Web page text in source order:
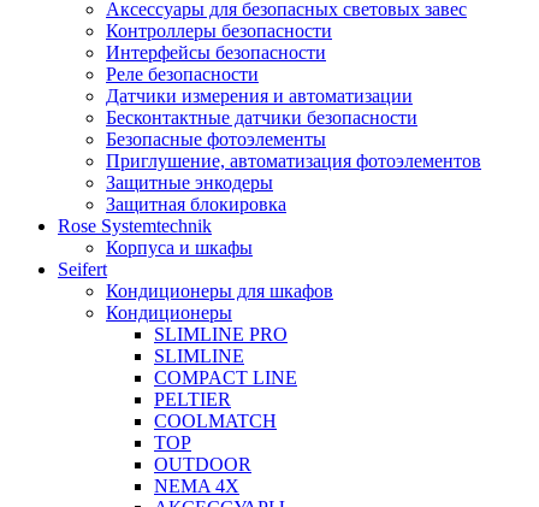
Аксессуары для безопасных световых завес
Контроллеры безопасности
Интерфейсы безопасности
Реле безопасности
Датчики измерения и автоматизации
Бесконтактные датчики безопасности
Безопасные фотоэлементы
Приглушение, автоматизация фотоэлементов
Защитные энкодеры
Защитная блокировка
Rose Systemtechnik
Корпуса и шкафы
Seifert
Кондиционеры для шкафов
Кондиционеры
SLIMLINE PRO
SLIMLINE
COMPACT LINE
PELTIER
COOLMATCH
TOP
OUTDOOR
NEMA 4X